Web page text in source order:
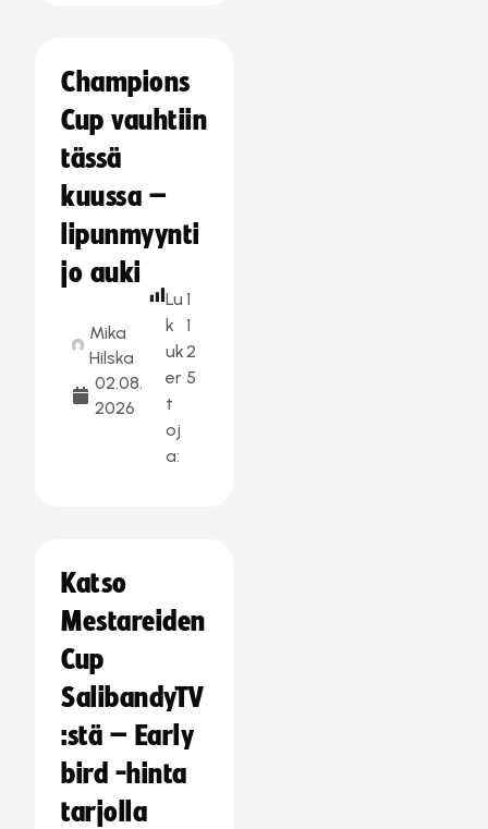
Champions
Cup vauhtiin
tässä
kuussa –
lipunmyynti
jo auki
Mika
Hilska
02.08.
2026
Lu
k
uk
er
t
oj
a:
1
1
2
5
Katso
Mestareiden
Cup
SalibandyTV
:stä – Early
bird -hinta
tarjolla